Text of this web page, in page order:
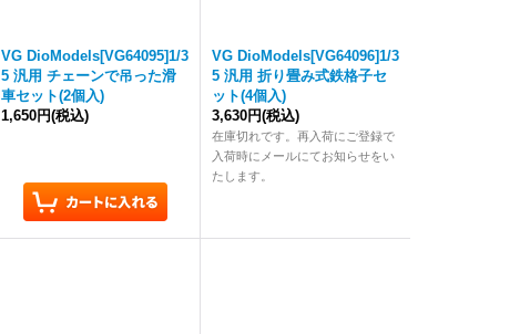
VG DioModels[VG64095]1/3
5 汎用 チェーンで吊った滑
車セット(2個入)
1,650円(税込)
VG DioModels[VG64096]1/3
5 汎用 折り畳み式鉄格子セ
ット(4個入)
3,630円(税込)
在庫切れです。再入荷にご登録で
入荷時にメールにてお知らせをい
たします。